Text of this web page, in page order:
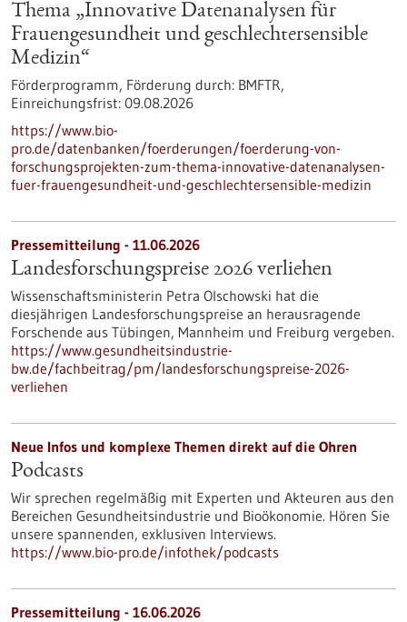
Thema „Innovative Datenanalysen für
Frauengesundheit und geschlechtersensible
Medizin“
Förderprogramm, Förderung durch: BMFTR,
Einreichungsfrist: 09.08.2026
https://www.bio-
pro.de/datenbanken/foerderungen/foerderung-von-
forschungsprojekten-zum-thema-innovative-datenanalysen-
fuer-frauengesundheit-und-geschlechtersensible-medizin
Pressemitteilung - 11.06.2026
Landesforschungspreise 2026 verliehen
Wissenschaftsministerin Petra Olschowski hat die
diesjährigen Landesforschungspreise an herausragende
Forschende aus Tübingen, Mannheim und Freiburg vergeben.
https://www.gesundheitsindustrie-
bw.de/fachbeitrag/pm/landesforschungspreise-2026-
verliehen
Neue Infos und komplexe Themen direkt auf die Ohren
Podcasts
Wir sprechen regelmäßig mit Experten und Akteuren aus den
Bereichen Gesundheitsindustrie und Bioökonomie. Hören Sie
unsere spannenden, exklusiven Interviews.
https://www.bio-pro.de/infothek/podcasts
Pressemitteilung - 16.06.2026